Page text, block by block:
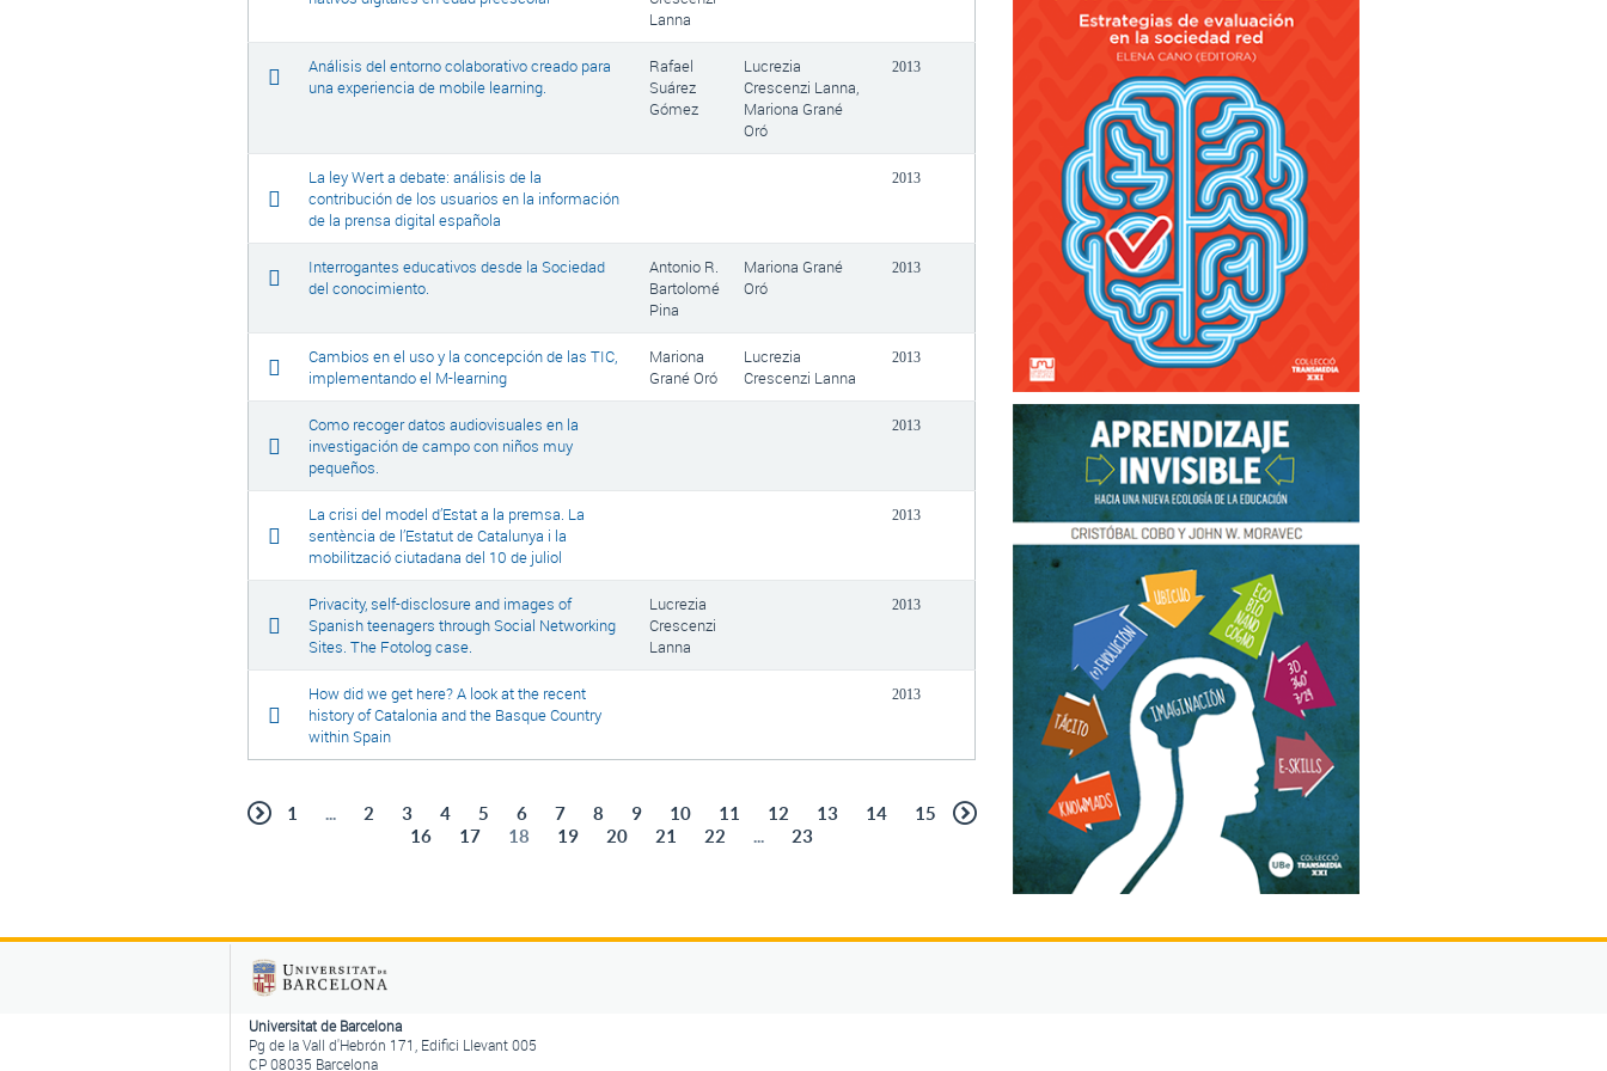
Lanna
Análisis del entorno colaborativo creado para
una experiencia de mobile learning.
Rafael
Suárez
Gómez
Lucrezia
Crescenzi Lanna,
Mariona Grané
Oró
2013
La ley Wert a debate: análisis de la
contribución de los usuarios en la información
de la prensa digital española
2013
Interrogantes educativos desde la Sociedad
del conocimiento.
Antonio R.
Bartolomé
Pina
Mariona Grané
Oró
2013
Cambios en el uso y la concepción de las TIC,
implementando el M-learning
Mariona
Grané Oró
Lucrezia
Crescenzi Lanna
2013
Como recoger datos audiovisuales en la
investigación de campo con niños muy
pequeños.
2013
La crisi del model d’Estat a la premsa. La
sentència de l’Estatut de Catalunya i la
mobilització ciutadana del 10 de juliol
2013
Privacity, self-disclosure and images of
Spanish teenagers through Social Networking
Sites. The Fotolog case.
Lucrezia
Crescenzi
Lanna
2013
How did we get here? A look at the recent
history of Catalonia and the Basque Country
within Spain
2013
1 ... 2 3 4 5 6 7 8 9 10 11 12 13 14
15
16
17 18 19 20 21 22 ... 23
Universitat de Barcelona
Pg de la Vall d'Hebrón 171, Edifici Llevant 005
CP 08035 Barcelona